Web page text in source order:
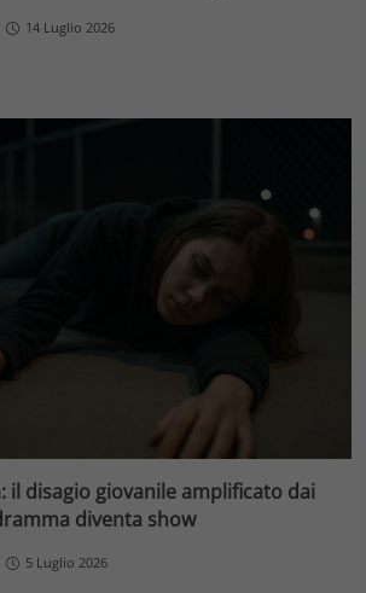
14 Luglio 2026
il disagio giovanile amplificato dai
diventa show
5 Luglio 2026